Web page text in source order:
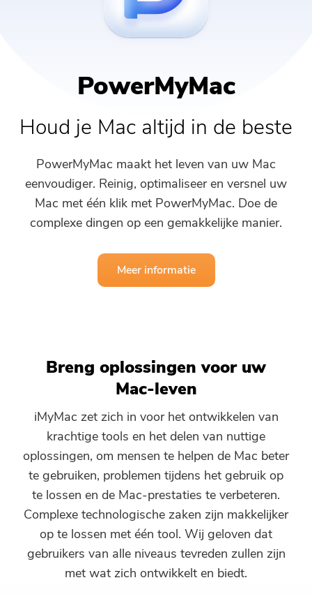
PowerVerwijderen
Video Converter
Screen Recorder
PDF-compressor
Online
Free Video Editor
Gratis PDF-compressor
PowerMyMac
Houd je Mac altijd in de beste
PowerMyMac maakt het leven van uw Mac
eenvoudiger. Reinig, optimaliseer en versnel uw
Mac met één klik met PowerMyMac. Doe de
complexe dingen op een gemakkelijke manier.
Meer informatie
Breng oplossingen voor uw
Mac-leven
iMyMac zet zich in voor het ontwikkelen van
krachtige tools en het delen van nuttige
oplossingen, om mensen te helpen de Mac beter
te gebruiken, problemen tijdens het gebruik op
te lossen en de Mac-prestaties te verbeteren.
Complexe technologische zaken zijn makkelijker
op te lossen met één tool. Wij geloven dat
gebruikers van alle niveaus tevreden zullen zijn
met wat zich ontwikkelt en biedt.